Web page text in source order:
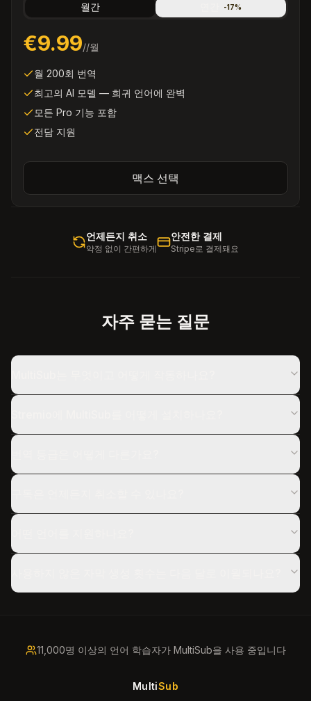
월간 -17%
€9.99//월
월 200회 번역
최고의 AI 모델 — 희귀 언어에 완벽
모든 Pro 기능 포함
전담 지원
맥스 선택
언제든지 취소
약정 없이 간편하게
안전한 결제
Stripe로 결제돼요
자주 묻는 질문
11,000명 이상의 언어 학습자가 MultiSub을 사용 중입니다
MultiSub